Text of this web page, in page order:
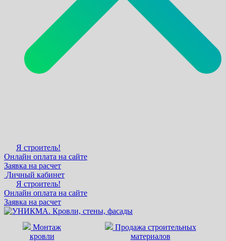
Я строитель!
Онлайн оплата на сайте
Заявка на расчет
Личный кабинет
Я строитель!
Онлайн оплата на сайте
Заявка на расчет
Монтаж
кровли
Продажа строительных
материалов